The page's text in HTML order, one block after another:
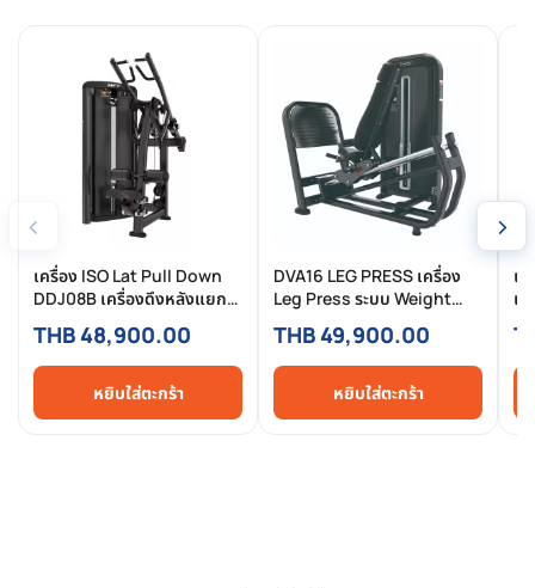
‹
เครื่อง ISO Lat Pull Down
DDJ08B เครื่องดึงหลังแยก
ซ้ายขวา Pin-Selected
Commercial สำหรับฟิตเนส
มืออาชีพ
THB 48,900.00
หยิบใส่ตะกร้า
DVA16 LEG PRESS เครื่อง
Leg Press ระบบ Weight
Stack สำหรับฟิตเนสและโฮม
ยิมที่ต้องการความมั่นคงสูง
THB 49,900.00
หยิบใส่ตะกร้า
เ
เ
อ
›